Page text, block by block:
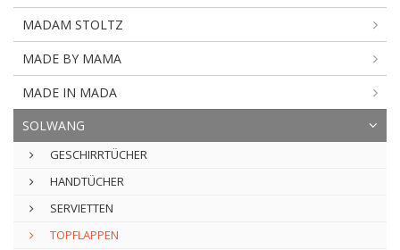
MADAM STOLTZ
MADE BY MAMA
MADE IN MADA
SOLWANG
GESCHIRRTÜCHER
HANDTÜCHER
SERVIETTEN
TOPFLAPPEN